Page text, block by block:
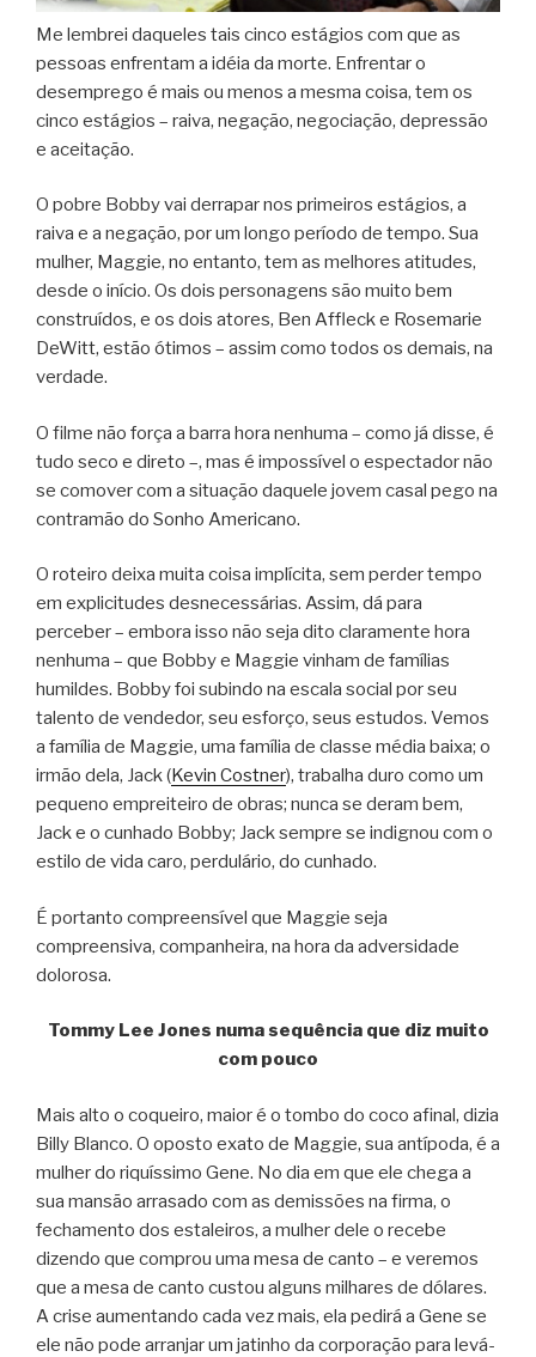
Me lembrei daqueles tais cinco estágios com que as
pessoas enfrentam a idéia da morte. Enfrentar o
desemprego é mais ou menos a mesma coisa, tem os
cinco estágios – raiva, negação, negociação, depressão
e aceitação.
O pobre Bobby vai derrapar nos primeiros estágios, a
raiva e a negação, por um longo período de tempo. Sua
mulher, Maggie, no entanto, tem as melhores atitudes,
desde o início. Os dois personagens são muito bem
construídos, e os dois atores, Ben Affleck e Rosemarie
DeWitt, estão ótimos – assim como todos os demais, na
verdade.
O filme não força a barra hora nenhuma – como já disse, é
tudo seco e direto –, mas é impossível o espectador não
se comover com a situação daquele jovem casal pego na
contramão do Sonho Americano.
O roteiro deixa muita coisa implícita, sem perder tempo
em explicitudes desnecessárias. Assim, dá para
perceber – embora isso não seja dito claramente hora
nenhuma – que Bobby e Maggie vinham de famílias
humildes. Bobby foi subindo na escala social por seu
talento de vendedor, seu esforço, seus estudos. Vemos
a família de Maggie, uma família de classe média baixa; o
irmão dela, Jack (Kevin Costner), trabalha duro como um
pequeno empreiteiro de obras; nunca se deram bem,
Jack e o cunhado Bobby; Jack sempre se indignou com o
estilo de vida caro, perdulário, do cunhado.
É portanto compreensível que Maggie seja
compreensiva, companheira, na hora da adversidade
dolorosa.
Tommy Lee Jones numa sequência que diz muito
com pouco
Mais alto o coqueiro, maior é o tombo do coco afinal, dizia
Billy Blanco. O oposto exato de Maggie, sua antípoda, é a
mulher do riquíssimo Gene. No dia em que ele chega a
sua mansão arrasado com as demissões na firma, o
fechamento dos estaleiros, a mulher dele o recebe
dizendo que comprou uma mesa de canto – e veremos
que a mesa de canto custou alguns milhares de dólares.
A crise aumentando cada vez mais, ela pedirá a Gene se
ele não pode arranjar um jatinho da corporação para levá-